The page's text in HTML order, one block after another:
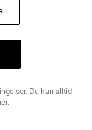
. Du kan alltid